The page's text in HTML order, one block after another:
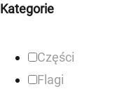
Kategorie
Części
Flagi